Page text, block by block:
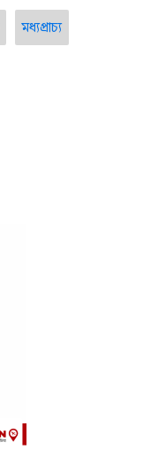
মধ্যপ্রাচ্য